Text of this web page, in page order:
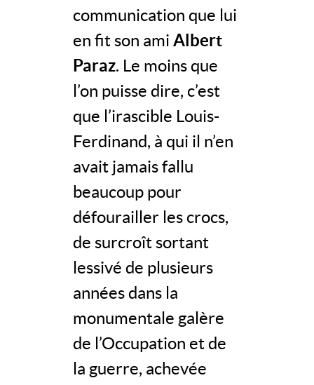
communication que lui
en fit son ami Albert
Paraz. Le moins que
l’on puisse dire, c’est
que l’irascible Louis-
Ferdinand, à qui il n’en
avait jamais fallu
beaucoup pour
défourailler les crocs,
de surcroît sortant
lessivé de plusieurs
années dans la
monumentale galère
de l’Occupation et de
la guerre, achevée